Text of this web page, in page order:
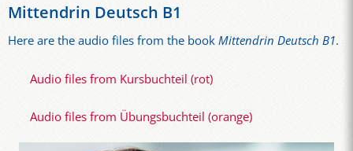
Mittendrin Deutsch B1
Here are the audio files from the bookMittendrin Deutsch B1.
Audio files from Kursbuchteil (rot)
Audio files from Übungsbuchteil (orange)